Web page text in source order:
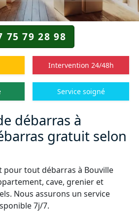
75 79 28 98
Intervention 24/48h
Service soigné
débarras à
gratuit selon
pour tout débarras à Bouville
cave, grenier et
Nous assurons un service
7j/7.